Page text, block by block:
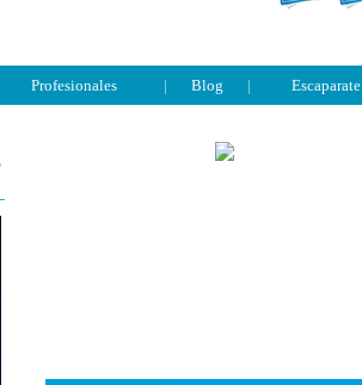
Profesionales | Blog | Escaparate